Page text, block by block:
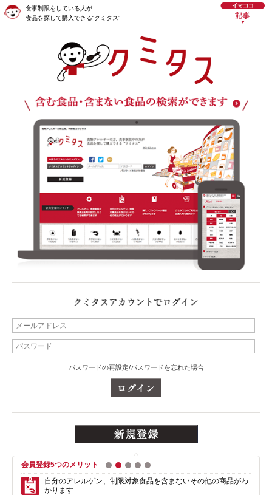
食事制限をしている人が
食品を探して購入できる“クミタス”
パスワードの再設定/パスワードを忘れた場合
会員登録5つのメリット 1 2 3 4
自分のアレルゲン、制限対象食品を含まないその他の商品がわ
かります